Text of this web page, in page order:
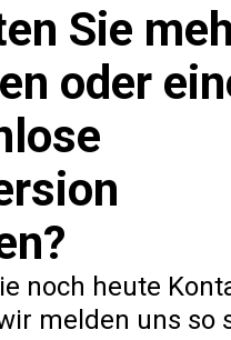
Sie
oder
noch heute
melden uns so